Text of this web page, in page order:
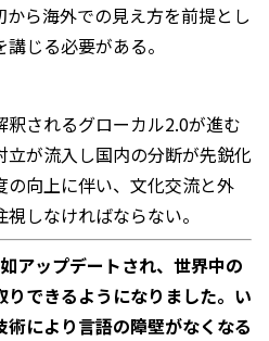
ら海外での見え方を前提とし
じる必要がある。
されるグローカル2.0が進む
が流入し国内の分断が先鋭化
向上に伴い、文化交流と外
しなければならない。
ップデートされ、世界中の
できるようになりました。い
により言語の障壁がなくなる